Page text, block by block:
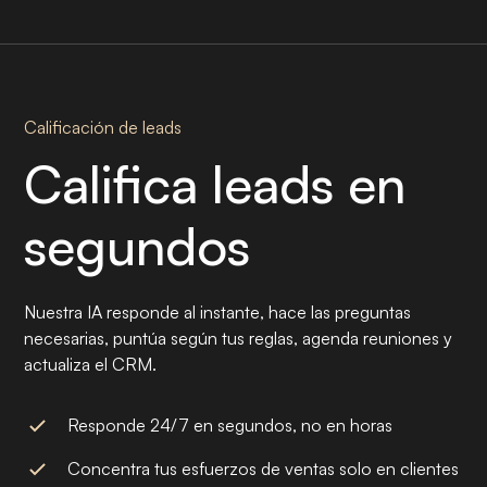
Calificación de leads
Califica leads en
segundos
Nuestra IA responde al instante, hace las preguntas
necesarias, puntúa según tus reglas, agenda reuniones y
actualiza el CRM.
Responde 24/7 en segundos, no en horas
Concentra tus esfuerzos de ventas solo en clientes